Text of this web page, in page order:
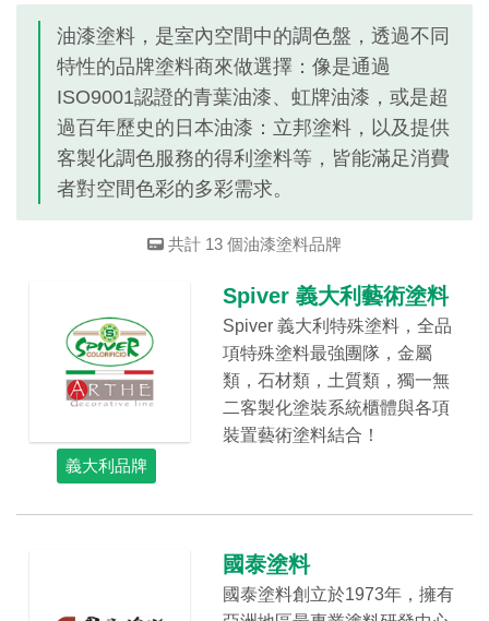
頁
籤)
油漆塗料，是室內空間中的調色盤，透過不同
特性的品牌塗料商來做選擇：像是通過
ISO9001認證的青葉油漆、虹牌油漆，或是超
過百年歷史的日本油漆：立邦塗料，以及提供
客製化調色服務的得利塗料等，皆能滿足消費
者對空間色彩的多彩需求。
共計 13 個油漆塗料品牌
義大利品牌
Spiver 義大利藝術塗料
Spiver 義大利特殊塗料，全品
項特殊塗料最強團隊，金屬
類，石材類，土質類，獨一無
二客製化塗裝系統櫃體與各項
裝置藝術塗料結合！
國泰塗料
國泰塗料創立於1973年，擁有